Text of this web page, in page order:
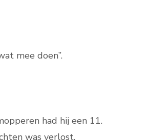
mee doen”.
had hij een 11.
was verlost.